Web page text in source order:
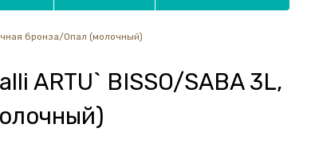
бронза/Опал (молочный)
ARTU` BISSO/SABA 3L,